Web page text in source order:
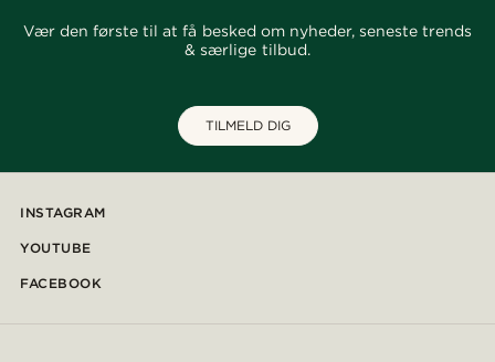
Vær den første til at få besked om nyheder, seneste trends
& særlige tilbud.
TILMELD DIG
INSTAGRAM
YOUTUBE
FACEBOOK